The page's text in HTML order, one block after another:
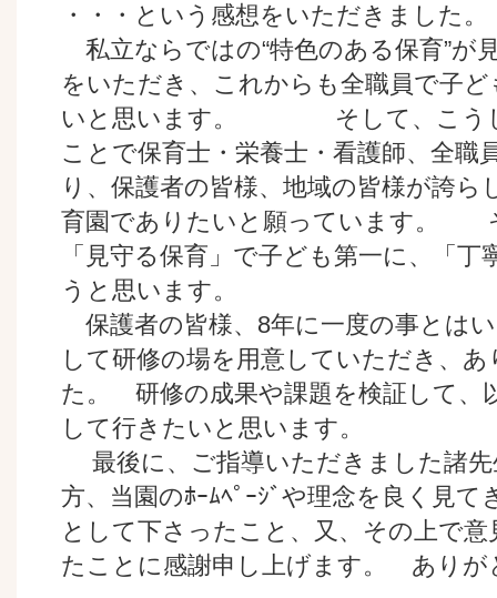
・・・という感想をいただきました。
私立ならではの“特色のある保育”が
をいただき、これからも全職員で子
いと思います。 そして、こうし
ことで保育士・栄養士・看護師、全職
り、保護者の皆様、地域の皆様が誇
育園でありたいと願っています。
「見守る保育」で子ども第一に、「
うと思います。
保護者の皆様、8年に一度の事とは
して研修の場を用意していただき、
た。 研修の成果や課題を検証して、
して行きたいと思います。
最後に、ご指導いただきました諸先
方、当園のﾎｰﾑﾍﾟｰｼﾞや理念を良く見
として下さったこと、又、その上で
たことに感謝申し上げます。 ありが